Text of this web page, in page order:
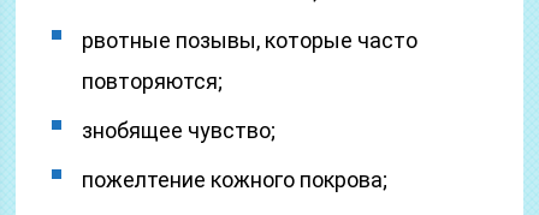
рвотные позывы, которые часто
повторяются;
знобящее чувство;
пожелтение кожного покрова;